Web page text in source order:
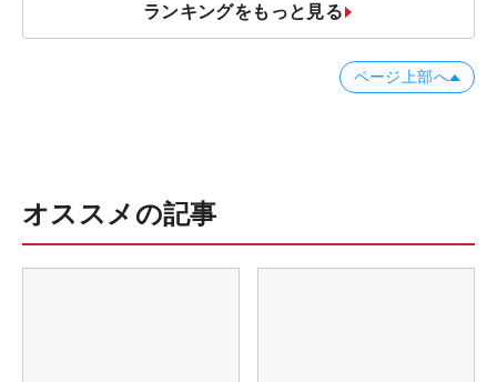
ランキングをもっと見る
ページ上部へ
オススメの記事